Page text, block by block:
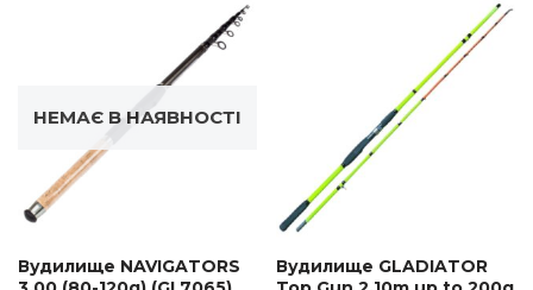
НЕМАЄ В НАЯВНОСТІ
Вудилище NAVIGATORS
Вудилище GLADIATOR